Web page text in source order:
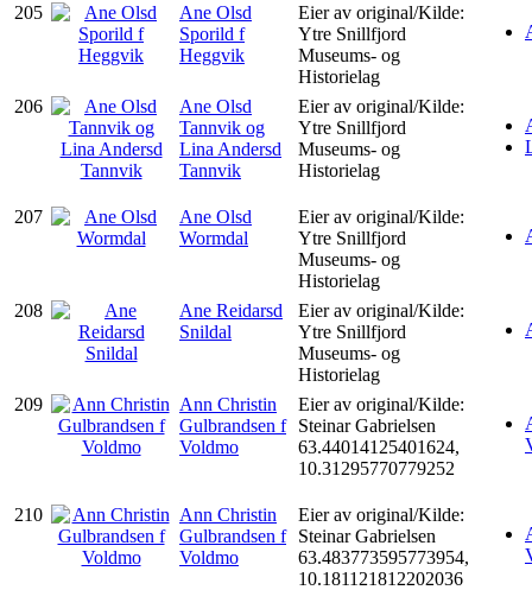
205
Ane Olsd
Sporild f
Heggvik
Eier av original/Kilde:
Ytre Snillfjord
Museums- og
Historielag
206
Ane Olsd
Tannvik og
Lina Andersd
Tannvik
Eier av original/Kilde:
Ytre Snillfjord
Museums- og
Historielag
207
Ane Olsd
Wormdal
Eier av original/Kilde:
Ytre Snillfjord
Museums- og
Historielag
208
Ane Reidarsd
Snildal
Eier av original/Kilde:
Ytre Snillfjord
Museums- og
Historielag
209
Ann Christin
Gulbrandsen f
Voldmo
Eier av original/Kilde:
Steinar Gabrielsen
63.44014125401624,
10.31295770779252
210
Ann Christin
Gulbrandsen f
Voldmo
Eier av original/Kilde:
Steinar Gabrielsen
63.483773595773954,
10.181121812202036